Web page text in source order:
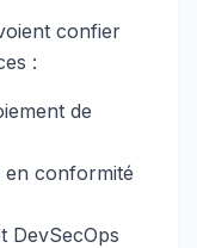
confier
:
de
en conformité
DevSecOps